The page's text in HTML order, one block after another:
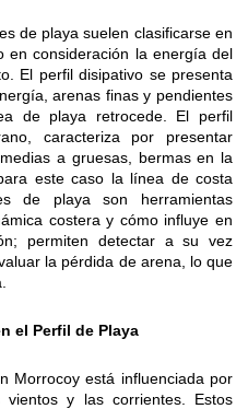
de playa suelen clasificarse en
en consideración la energía del
El perfil disipativo se presenta
arenas finas y pendientes
de playa retrocede. El perfil
caracteriza por presentar
a gruesas, bermas en la
este caso la línea de costa
de playa son herramientas
costera y cómo influye en
permiten detectar a su vez
la pérdida de arena, lo que
el Perfil de Playa
está influenciada por
y las corrientes. Estos